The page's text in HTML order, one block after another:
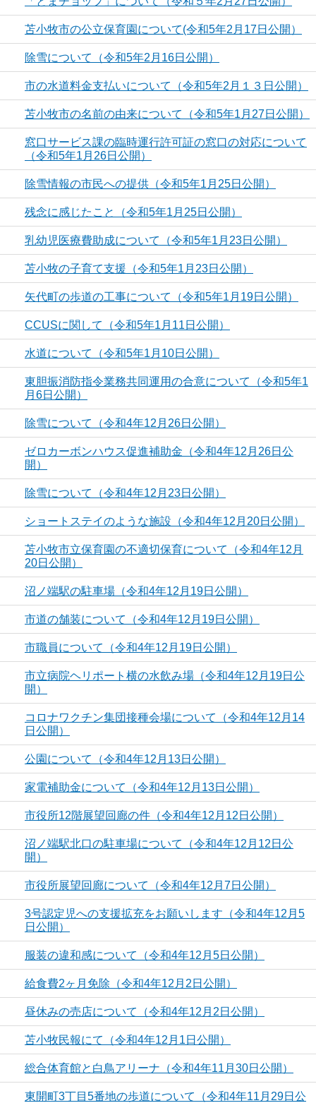
苫小牧市の公立保育園について(令和5年2月17日公開）
除雪について（令和5年2月16日公開）
市の水道料金支払いについて（令和5年2月１３日公開）
苫小牧市の名前の由来について（令和5年1月27日公開）
窓口サービス課の臨時運行許可証の窓口の対応について
（令和5年1月26日公開）
除雪情報の市民への提供（令和5年1月25日公開）
残念に感じたこと（令和5年1月25日公開）
乳幼児医療費助成について（令和5年1月23日公開）
苫小牧の子育て支援（令和5年1月23日公開）
矢代町の歩道の工事について（令和5年1月19日公開）
CCUSに関して（令和5年1月11日公開）
水道について（令和5年1月10日公開）
東胆振消防指令業務共同運用の合意について（令和5年1
月6日公開）
除雪について（令和4年12月26日公開）
ゼロカーボンハウス促進補助金（令和4年12月26日公
開）
除雪について（令和4年12月23日公開）
ショートステイのような施設（令和4年12月20日公開）
苫小牧市立保育園の不適切保育について（令和4年12月
20日公開）
沼ノ端駅の駐車場（令和4年12月19日公開）
市道の舗装について（令和4年12月19日公開）
市職員について（令和4年12月19日公開）
市立病院ヘリポート横の水飲み場（令和4年12月19日公
開）
コロナワクチン集団接種会場について（令和4年12月14
日公開）
公園について（令和4年12月13日公開）
家電補助金について（令和4年12月13日公開）
市役所12階展望回廊の件（令和4年12月12日公開）
沼ノ端駅北口の駐車場について（令和4年12月12日公
開）
市役所展望回廊について（令和4年12月7日公開）
3号認定児への支援拡充をお願いします（令和4年12月5
日公開）
服装の違和感について（令和4年12月5日公開）
給食費2ヶ月免除（令和4年12月2日公開）
昼休みの売店について（令和4年12月2日公開）
苫小牧民報にて（令和4年12月1日公開）
総合体育館と白鳥アリーナ（令和4年11月30日公開）
東開町3丁目5番地の歩道について（令和4年11月29日公